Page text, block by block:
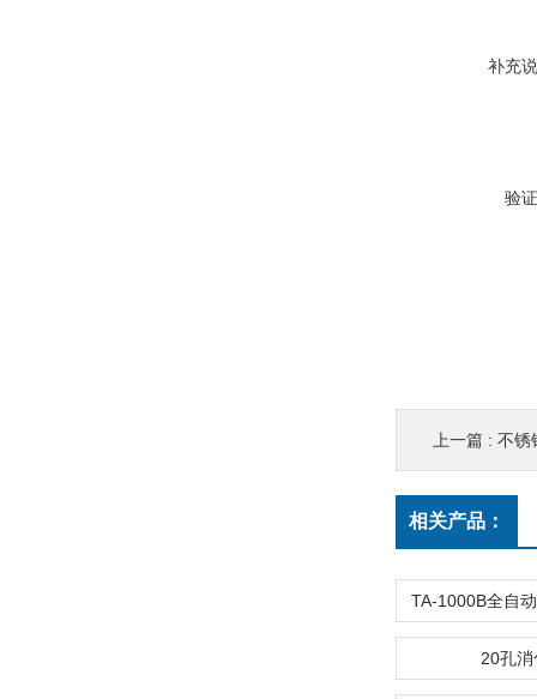
补充
验
上一篇 : 不锈
相关产品：
20孔